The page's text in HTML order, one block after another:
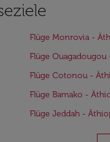
Flüge Monrovia -
Flüge
Flüge Cotonou -
Flüge Bamako -
Flüge Jeddah -